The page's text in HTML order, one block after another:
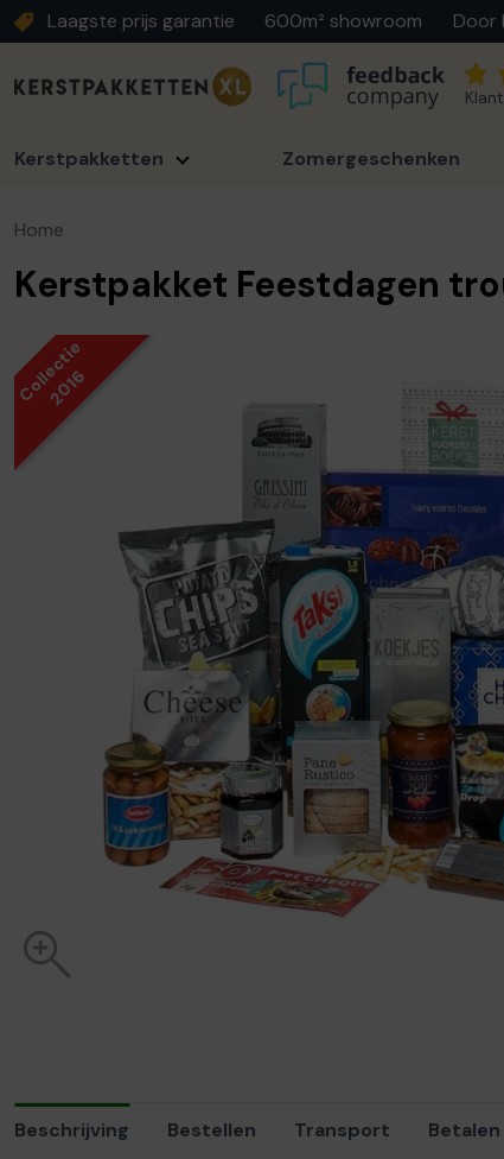
Laagste prijs garantie 600m² showroom Door
Kerstpakketten Zomergeschenken
Home
Kerstpakket Feestdagen
Collectie
2016
Beschrijving Bestellen Transport Betalen